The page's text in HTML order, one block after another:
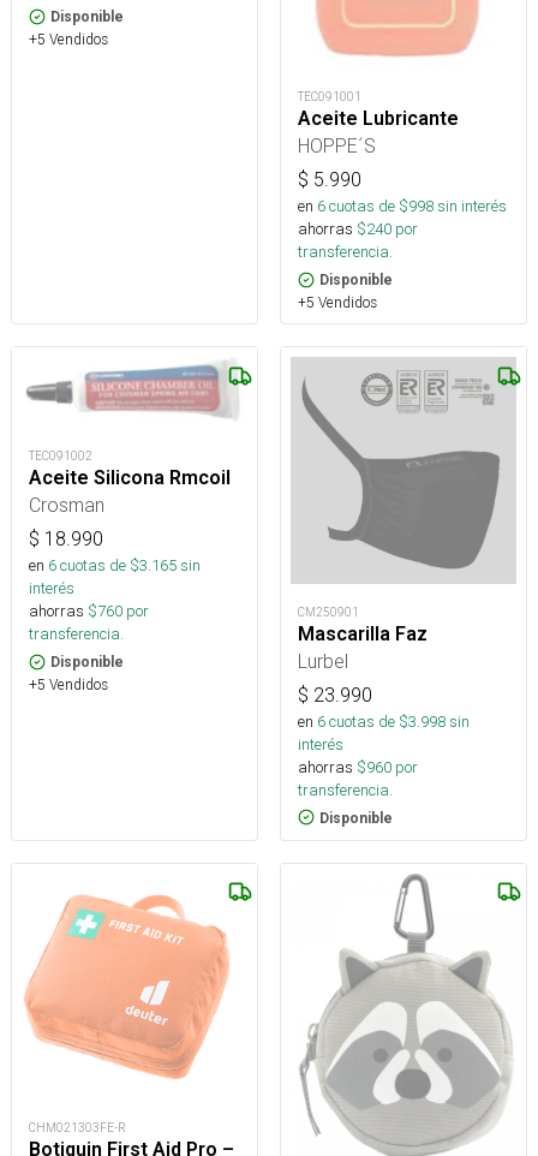
Disponible
+5 Vendidos
TEC091001
Aceite Lubricante
HOPPE´S
$ 5.990
en 6cuotas de $998sin interés
ahorras $240 por
transferencia.
Disponible
+5 Vendidos
TEC091002
Aceite Silicona Rmcoil
Crosman
$ 18.990
en 6cuotas de $3.165sin
interés
ahorras $760 por
transferencia.
Disponible
+5 Vendidos
CM250901
Mascarilla Faz
Lurbel
$ 23.990
en 6cuotas de $3.998sin
interés
ahorras $960 por
transferencia.
Disponible
CHM021303FE-R
Botiquin First Aid Pro –